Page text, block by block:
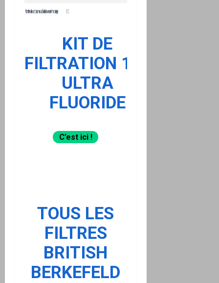
KIT DE
FILTRATION 16L
ULTRA
FLUORIDE
C’est ici !
TOUS LES
FILTRES
BRITISH
BERKEFELD